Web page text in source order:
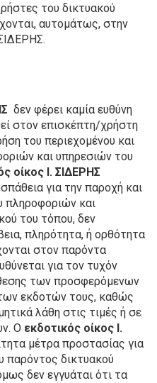
του δικτυακού
αυτομάτως, στην
δεν φέρει καμία ευθύνη
στον επισκέπτη/χρήστη
του περιεχομένου και
και υπηρεσιών του
οίκος Ι. ΣΙΔΕΡΗΣ
για την παροχή και
πληροφοριών και
του τόπου, δεν
πληρότητα, ή ορθότητα
στον παρόντα
για τον τυχόν
των προσφερόμενων
εκδοτών τους, καθώς
λάθη στις τιμές ή σε
Ο εκδοτικός οίκος Ι.
μέτρα προστασίας για
παρόντος δικτυακού
δεν εγγυάται ότι τα